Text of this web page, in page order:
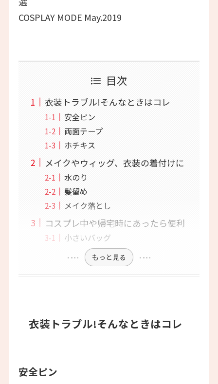
COSPLAY MODE May.2019
目次
衣装トラブル!そんなときはコレ
安全ピン
両面テープ
ホチキス
メイクやウィッグ、衣装の着付けに
水のり
髪留め
メイク落とし
コスプレ中や帰宅時にあったら便利
小さいバッグ
もっと見る
衣装トラブル!そんなときはコレ
安全ピン